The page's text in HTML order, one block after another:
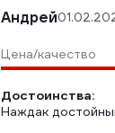
Андрей
Цена/качество
Достоинства:
Наждак